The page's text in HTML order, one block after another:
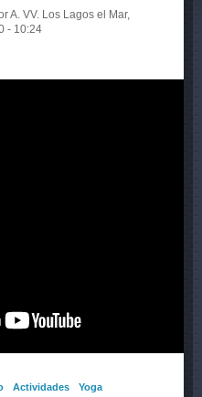
A. VV. Los Lagos el Mar,
- 10:24
Actividades Yoga